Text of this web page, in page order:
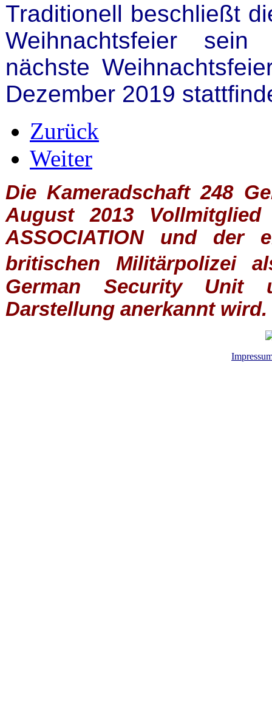
Traditionell beschließt
Weihnachtsfeier
nächste
Dezember 2019
Zurück
Weiter
Die Kameradschaft 248
August 2013
ASSOCIATIONund der
britischen
Militärpolizei
German Security Unit
Darstellung anerkannt wird.